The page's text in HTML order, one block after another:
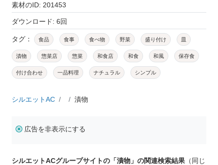
素材のID: 201453
ダウンロード: 6回
タグ： 食品 食事 食べ物 野菜 盛り付け 皿
漬物 惣菜店 惣菜 和食店 和食 和風 保存食
付け合わせ 一品料理 ナチュラル シンプル
シルエットAC 漬物
広告を非表示にする
シルエットACグループサイトの「漬物」の関連検索結果 （同じ